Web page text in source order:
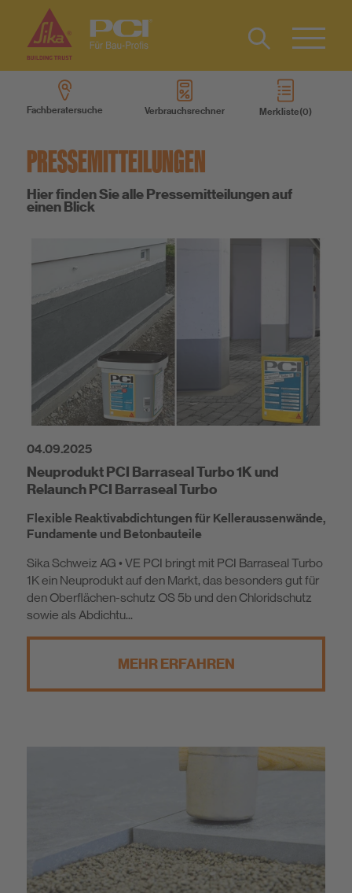
Produktsysteme
Nachhaltigkeit
Type 2 or
more
Fachberatersuche Verbrauchsrechner Merkliste
Kontakt
IT
FR
PRESSEMITTEILUNGEN
Hier finden Sie alle Pressemitteilungen auf
einen Blick
04.09.2025
Neuprodukt PCI Barraseal Turbo 1K und
Relaunch PCI Barraseal Turbo
Flexible Reaktivabdichtungen für Kelleraussenwände,
Fundamente und Betonbauteile
Sika Schweiz AG • VE PCI bringt mit PCI Barraseal Turbo
1K ein Neuprodukt auf den Markt, das besonders gut für
den Oberflächen-schutz OS 5b und den Chloridschutz
sowie als Abdichtu...
MEHR ERFAHREN